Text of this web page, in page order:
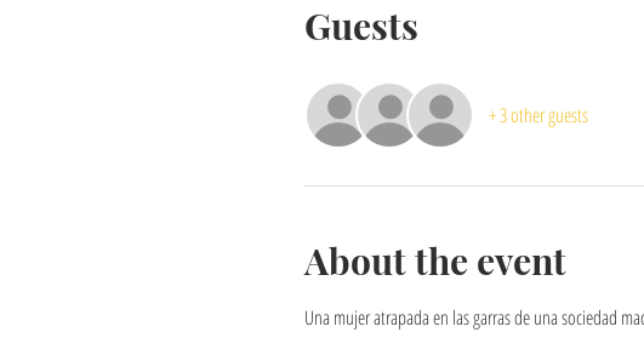
Guests
+ 3 other guests
About the event
Una mujer atrapada en las garras de una sociedad